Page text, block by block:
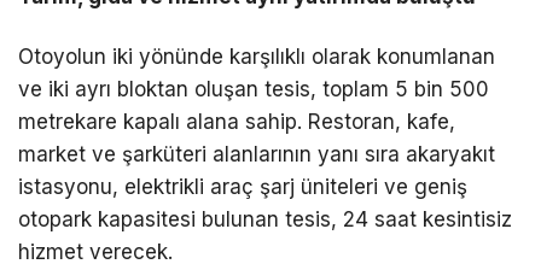
Otoyolun iki yönünde karşılıklı olarak konumlanan
ve iki ayrı bloktan oluşan tesis, toplam 5 bin 500
metrekare kapalı alana sahip. Restoran, kafe,
market ve şarküteri alanlarının yanı sıra akaryakıt
istasyonu, elektrikli araç şarj üniteleri ve geniş
otopark kapasitesi bulunan tesis, 24 saat kesintisiz
hizmet verecek.